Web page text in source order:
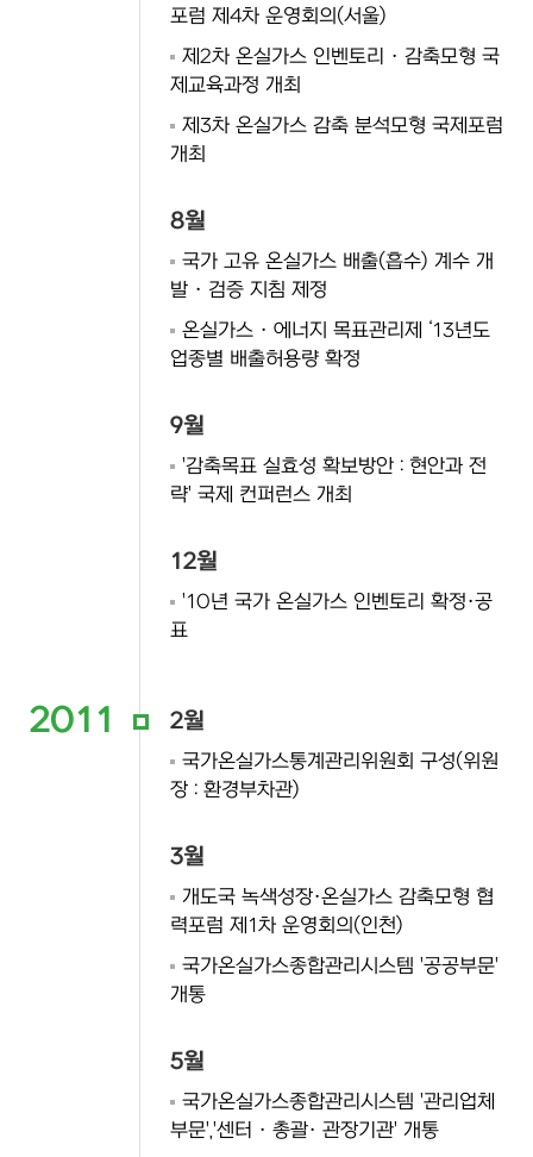
포럼 제4차 운영회의(서울)
제2차 온실가스 인벤토리 · 감축모형 국
제교육과정 개최
제3차 온실가스 감축 분석모형 국제포럼
개최
8월
국가 고유 온실가스 배출(흡수) 계수 개
발 · 검증 지침 제정
온실가스 · 에너지 목표관리제 ‘13년도
업종별 배출허용량 확정
9월
'감축목표 실효성 확보방안 : 현안과 전
략' 국제 컨퍼런스 개최
12월
'10년 국가 온실가스 인벤토리 확정·공
표
2011 2월
국가온실가스통계관리위원회 구성(위원
장 : 환경부차관)
3월
개도국 녹색성장·온실가스 감축모형 협
력포럼 제1차 운영회의(인천)
국가온실가스종합관리시스템 '공공부문'
개통
5월
국가온실가스종합관리시스템 '관리업체
부문','센터 · 총괄· 관장기관' 개통